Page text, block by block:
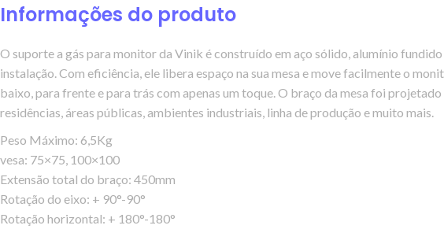
Informações do produto
O suporte a gás para monitor da Vinik é construído em aço sólido, alumínio
instalação. Com eficiência, ele libera espaço na sua mesa e move facilmente o
baixo, para frente e para trás com apenas um toque. O braço da mesa foi
residências, áreas públicas, ambientes industriais, linha de produção e muito mais.
Peso Máximo: 6,5Kg
vesa: 75×75, 100×100
Extensão total do braço: 450mm
Rotação do eixo: + 90°-90°
Rotação horizontal: + 180°-180°